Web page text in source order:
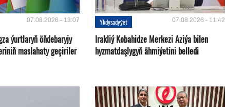
07.08.2026 - 13:07
ýurtlaryň öňdebaryjy
maslahaty geçiriler
Ykdysadyýet 07.08.2026 - 11:42
Irakliý Kobahidze Merkezi Aziýa bilen
hyzmatdaşlygyň ähmiýetini belledi